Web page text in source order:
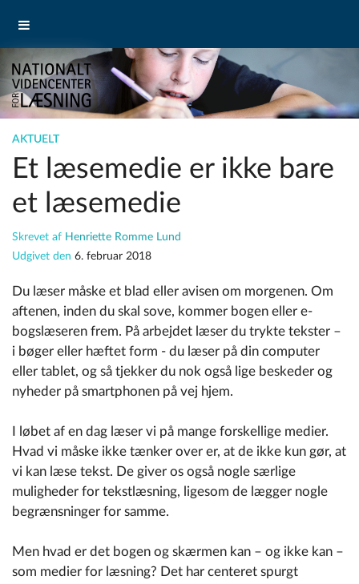
AKTUELT
Et læsemedie er ikke bare
et læsemedie
Skrevet af Henriette Romme Lund
Udgivet den 6. februar 2018
Du læser måske et blad eller avisen om morgenen. Om
aftenen, inden du skal sove, kommer bogen eller e-
bogslæseren frem. På arbejdet læser du trykte tekster –
i bøger eller hæftet form - du læser på din computer
eller tablet, og så tjekker du nok også lige beskeder og
nyheder på smartphonen på vej hjem.
I løbet af en dag læser vi på mange forskellige medier.
Hvad vi måske ikke tænker over er, at de ikke kun gør, at
vi kan læse tekst. De giver os også nogle særlige
muligheder for tekstlæsning, ligesom de lægger nogle
begrænsninger for samme.
Men hvad er det bogen og skærmen kan – og ikke kan –
som medier for læsning? Det har centeret spurgt